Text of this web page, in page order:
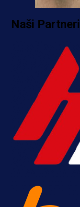
Naši Partneri